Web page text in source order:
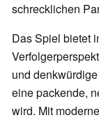
schrecklichen
Das Spiel bietet
und
eine packende,
wird. Mit